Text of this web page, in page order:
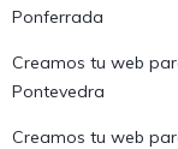
Ponferrada
Creamos tu web
Pontevedra
Creamos tu web